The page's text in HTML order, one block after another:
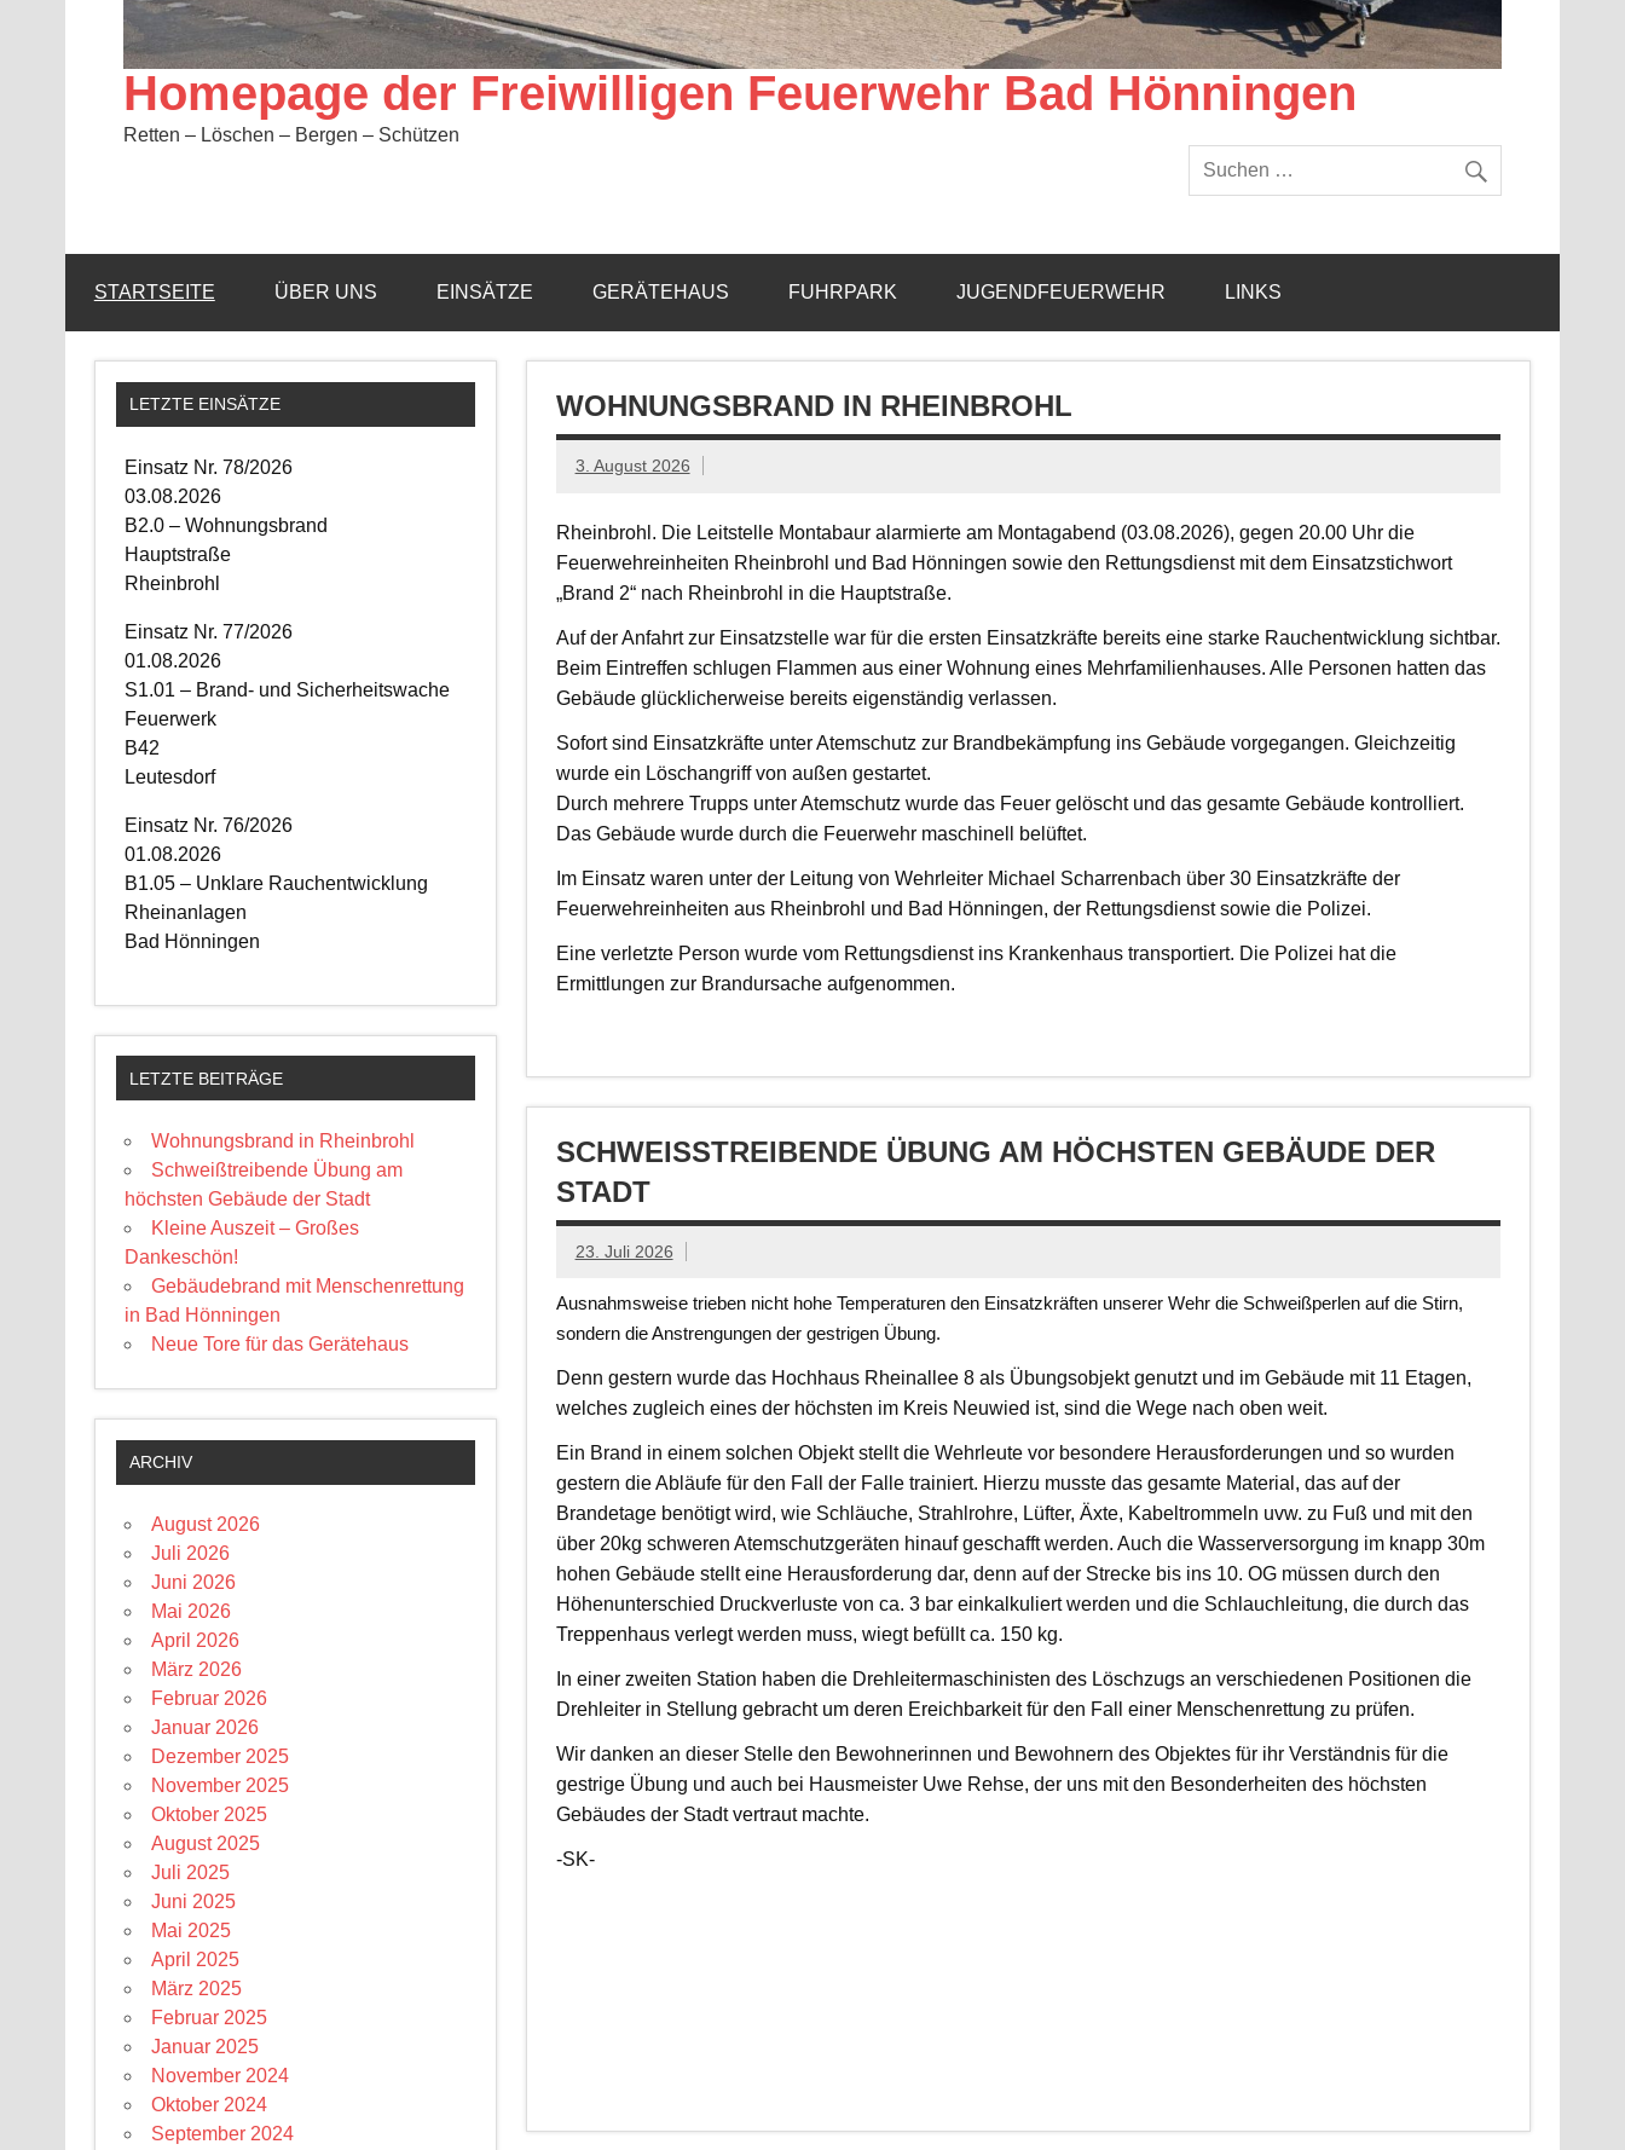
Homepage der Freiwilligen Feuerwehr Bad Hönningen
Retten – Löschen – Bergen – Schützen
STARTSEITE ÜBER UNS EINSÄTZE GERÄTEHAUS FUHRPARK JUGENDFEUERWEHR LINKS
WOHNUNGSBRAND IN RHEINBROHL
3. August 2026
Rheinbrohl. Die Leitstelle Montabaur alarmierte am Montagabend (03.08.2026), gegen 20.00 Uhr die
Feuerwehreinheiten Rheinbrohl und Bad Hönningen sowie den Rettungsdienst mit dem Einsatzstichwort
„Brand 2“ nach Rheinbrohl in die Hauptstraße.
Auf der Anfahrt zur Einsatzstelle war für die ersten Einsatzkräfte bereits eine starke Rauchentwicklung sichtbar.
Beim Eintreffen schlugen Flammen aus einer Wohnung eines Mehrfamilienhauses. Alle Personen hatten das
Gebäude glücklicherweise bereits eigenständig verlassen.
Sofort sind Einsatzkräfte unter Atemschutz zur Brandbekämpfung ins Gebäude vorgegangen. Gleichzeitig
wurde ein Löschangriff von außen gestartet.
Durch mehrere Trupps unter Atemschutz wurde das Feuer gelöscht und das gesamte Gebäude kontrolliert.
Das Gebäude wurde durch die Feuerwehr maschinell belüftet.
Im Einsatz waren unter der Leitung von Wehrleiter Michael Scharrenbach über 30 Einsatzkräfte der
Feuerwehreinheiten aus Rheinbrohl und Bad Hönningen, der Rettungsdienst sowie die Polizei.
Eine verletzte Person wurde vom Rettungsdienst ins Krankenhaus transportiert. Die Polizei hat die
Ermittlungen zur Brandursache aufgenommen.
SCHWEISSTREIBENDE ÜBUNG AM HÖCHSTEN GEBÄUDE DER S
TADT
23. Juli 2026
Ausnahmsweise trieben nicht hohe Temperaturen den Einsatzkräften unserer Wehr die Schweißperlen auf die Stirn,
sondern die Anstrengungen der gestrigen Übung.
Denn gestern wurde das Hochhaus Rheinallee 8 als Übungsobjekt genutzt und im Gebäude mit 11 Etagen,
welches zugleich eines der höchsten im Kreis Neuwied ist, sind die Wege nach oben weit.
Ein Brand in einem solchen Objekt stellt die Wehrleute vor besondere Herausforderungen und so wurden
gestern die Abläufe für den Fall der Falle trainiert. Hierzu musste das gesamte Material, das auf der
Brandetage benötigt wird, wie Schläuche, Strahlrohre, Lüfter, Äxte, Kabeltrommeln uvw. zu Fuß und mit den
über 20kg schweren Atemschutzgeräten hinauf geschafft werden. Auch die Wasserversorgung im knapp 30m
hohen Gebäude stellt eine Herausforderung dar, denn auf der Strecke bis ins 10. OG müssen durch den
Höhenunterschied Druckverluste von ca. 3 bar einkalkuliert werden und die Schlauchleitung, die durch das
Treppenhaus verlegt werden muss, wiegt befüllt ca. 150 kg.
In einer zweiten Station haben die Drehleitermaschinisten des Löschzugs an verschiedenen Positionen die
Drehleiter in Stellung gebracht um deren Ereichbarkeit für den Fall einer Menschenrettung zu prüfen.
Wir danken an dieser Stelle den Bewohnerinnen und Bewohnern des Objektes für ihr Verständnis für die
gestrige Übung und auch bei Hausmeister Uwe Rehse, der uns mit den Besonderheiten des höchsten
Gebäudes der Stadt vertraut machte.
-SK-
LETZTE EINSÄTZE
Einsatz Nr. 78/2026
03.08.2026
B2.0 – Wohnungsbrand
Hauptstraße
Rheinbrohl
Einsatz Nr. 77/2026
01.08.2026
S1.01 – Brand- und Sicherheitswache
Feuerwerk
B42
Leutesdorf
Einsatz Nr. 76/2026
01.08.2026
B1.05 – Unklare Rauchentwicklung
Rheinanlagen
Bad Hönningen
LETZTE BEITRÄGE
Wohnungsbrand in Rheinbrohl
Schweißtreibende Übung am
höchsten Gebäude der Stadt
Kleine Auszeit – Großes
Dankeschön!
Gebäudebrand mit Menschenrettung
in Bad Hönningen
Neue Tore für das Gerätehaus
ARCHIV
August 2026
Juli 2026
Juni 2026
Mai 2026
April 2026
März 2026
Februar 2026
Januar 2026
Dezember 2025
November 2025
Oktober 2025
August 2025
Juli 2025
Juni 2025
Mai 2025
April 2025
März 2025
Februar 2025
Januar 2025
November 2024
Oktober 2024
September 2024